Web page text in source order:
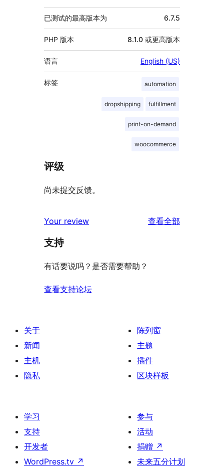
已测试的最高版本为 6.7.5
PHP 版本 8.1.0 或更高版本
语言 English (US)
标签 automation
dropshipping fulfillment
print-on-demand
woocommerce
评级
尚未提交反馈。
Your review 查看全部
支持
有话要说吗？是否需要帮助？
查看支持论坛
关于
新闻
主机
隐私
陈列窗
主题
插件
区块样板
学习
支持
开发者
WordPress.tv ↗
参与
活动
捐赠 ↗
未来五分计划